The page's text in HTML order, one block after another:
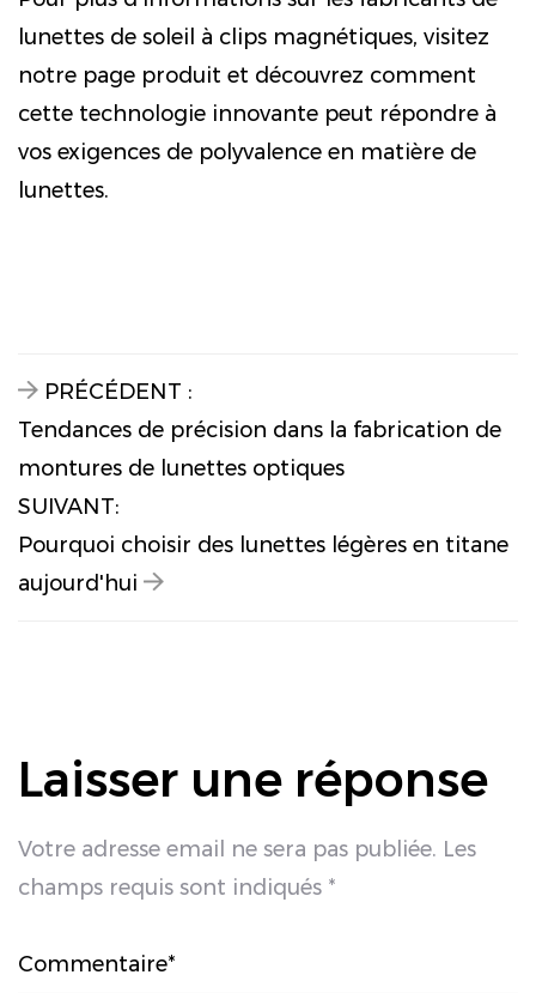
lunettes de soleil à clips magnétiques, visitez
notre page produit et découvrez comment
cette technologie innovante peut répondre à
vos exigences de polyvalence en matière de
lunettes.
PRÉCÉDENT :
Tendances de précision dans la fabrication de
montures de lunettes optiques
SUIVANT:
Pourquoi choisir des lunettes légères en titane
aujourd'hui
Laisser une réponse
Votre adresse email ne sera pas publiée. Les
champs requis sont indiqués *
Commentaire*